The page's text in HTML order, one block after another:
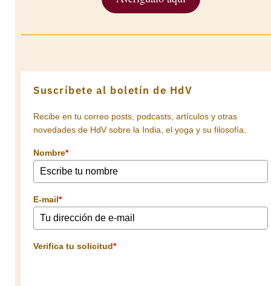
Suscríbete al boletín de HdV
Recibe en tu correo posts, podcasts, artículos y otras
novedades de HdV sobre la India, el yoga y su filosofía.
Nombre*
E-mail*
Verifica tu solicitud*